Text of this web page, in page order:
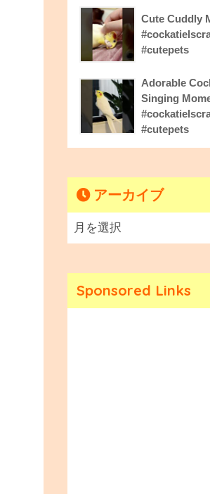
Cute Cuddly
#cutepets
Adorable
Singing
#cutepets
アーカイブ
Sponsored Links